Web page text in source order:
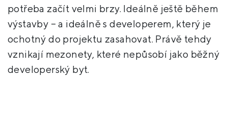
potřeba začít velmi brzy. Ideálně ještě během
výstavby – a ideálně s developerem, který je
ochotný do projektu zasahovat. Právě tehdy
vznikají mezonety, které nepůsobí jako běžný
developerský byt.